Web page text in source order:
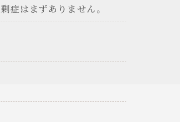
症はまずありません。